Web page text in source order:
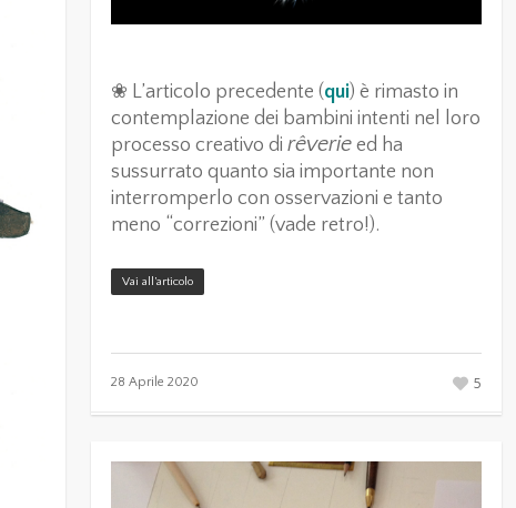
❀ L’articolo precedente (qui) è rimasto in
contemplazione dei bambini intenti nel loro
processo creativo di rêverie ed ha
sussurrato quanto sia importante non
interromperlo con osservazioni e tanto
meno “correzioni” (vade retro!).
Vai all’articolo
28 Aprile 2020 5